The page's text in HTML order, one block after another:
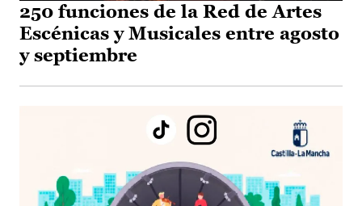
250 funciones de la Red de Artes
Escénicas y Musicales entre agosto
y septiembre